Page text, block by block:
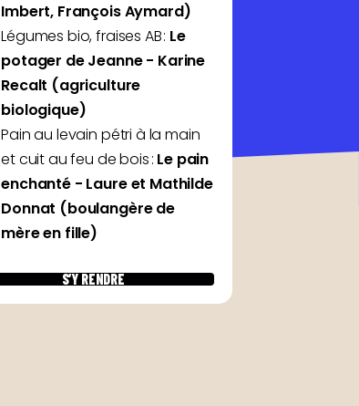
Imbert, François Aymard)
Légumes bio, fraises AB : Le
potager de Jeanne - Karine
Recalt (agriculture
biologique)
Pain au levain pétri à la main
et cuit au feu de bois : Le pain
enchanté - Laure et Mathilde
Donnat (boulangère de
mère en fille)
S’Y RENDRE